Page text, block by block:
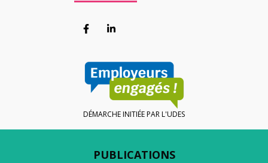
Lien vers le compte Facebook
Lien vers le compte Linkedin
DÉMARCHE INITIÉE PAR L'UDES
PUBLICATIONS